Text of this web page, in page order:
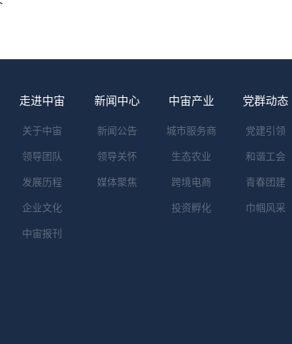
走进中宙
关于中宙
领导团队
发展历程
企业文化
中宙报刊
新闻中心
新闻公告
领导关怀
媒体聚焦
中宙产业
城市服务商
生态农业
跨境电商
投资孵化
党群动态
党建引领
和谐工会
青春团建
巾帼风采